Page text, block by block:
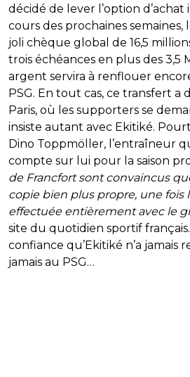
décidé de lever l’option
cours des prochaines
joli chèque global de 16,5
trois échéances en plus des 3,5
argent servira à renflouer
PSG. En tout cas, ce transfert
Paris, où les supporters se
insiste autant avec Ekitiké.
Dino Toppmöller, l’entraîneur
compte sur lui pour la saison
de Francfort sont convaincus
copie bien plus propre, une fois
effectuée entièrement avec le
site du quotidien sportif
confiance qu’Ekitiké n’a jamais
jamais au PSG…